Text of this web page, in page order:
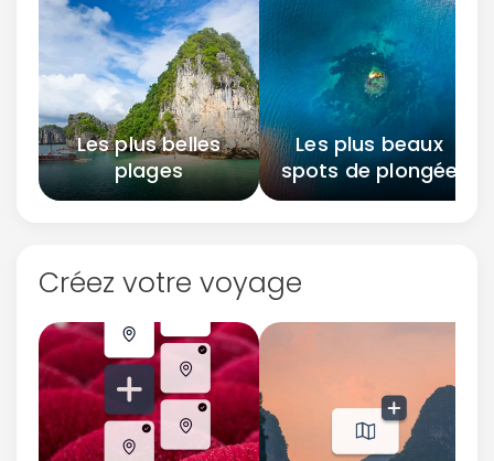
Les plus belles
plages
Les plus beaux
spots de plongée
Créez votre voyage